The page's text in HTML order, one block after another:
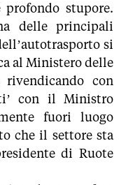
profondo stupore.
delle principali
si
al Ministero delle
con
con il Ministro
fuori luogo
che il settore sta
di Ruote